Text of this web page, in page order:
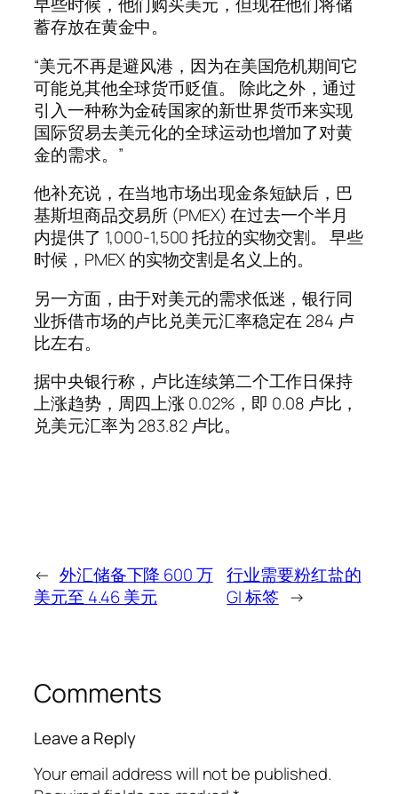
早些时候，他们购买美元，但现在他们将储
蓄存放在黄金中。
“美元不再是避风港，因为在美国危机期间它
可能兑其他全球货币贬值。 除此之外，通过
引入一种称为金砖国家的新世界货币来实现
国际贸易去美元化的全球运动也增加了对黄
金的需求。”
他补充说，在当地市场出现金条短缺后，巴
基斯坦商品交易所 (PMEX) 在过去一个半月
内提供了 1,000-1,500 托拉的实物交割。 早些
时候，PMEX 的实物交割是名义上的。
另一方面，由于对美元的需求低迷，银行同
业拆借市场的卢比兑美元汇率稳定在 284 卢
比左右。
据中央银行称，卢比连续第二个工作日保持
上涨趋势，周四上涨 0.02%，即 0.08 卢比，
兑美元汇率为 283.82 卢比。
← 外汇储备下降 600 万
美元至 4.46 美元
行业需要粉红盐的
GI 标签 →
Comments
Leave a Reply
Your email address will not be published.